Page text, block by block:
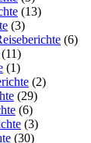
(13)
(3)
(6)
(11)
(1)
(2)
(29)
(6)
(3)
(30)